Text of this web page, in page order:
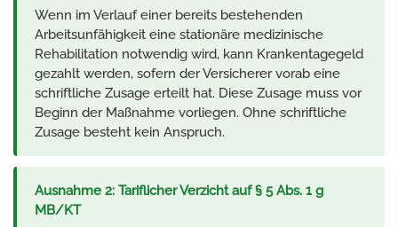
Wenn im Verlauf einer bereits bestehenden
Arbeitsunfähigkeit eine stationäre medizinische
Rehabilitation notwendig wird, kann Krankentagegeld
gezahlt werden, sofern der Versicherer vorab eine
schriftliche Zusage erteilt hat. Diese Zusage muss vor
Beginn der Maßnahme vorliegen. Ohne schriftliche
Zusage besteht kein Anspruch.
Ausnahme 2: Tariflicher Verzicht auf § 5 Abs. 1 g
MB/KT